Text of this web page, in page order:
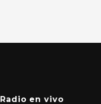
Radio en vivo